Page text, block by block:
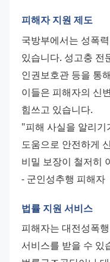
피해자 지원 제도
국방부에서는 성폭
있습니다. 성고충 전
인권보호관 등을 통
이들은 피해자의 신
힘쓰고 있습니다.
"피해 사실을 알리기
도움으로 안전하게
비밀 보장이 철저히
- 군인성추행 피해자
법률 지원 서비스
피해자는 대전성폭
서비스를 받을 수 있